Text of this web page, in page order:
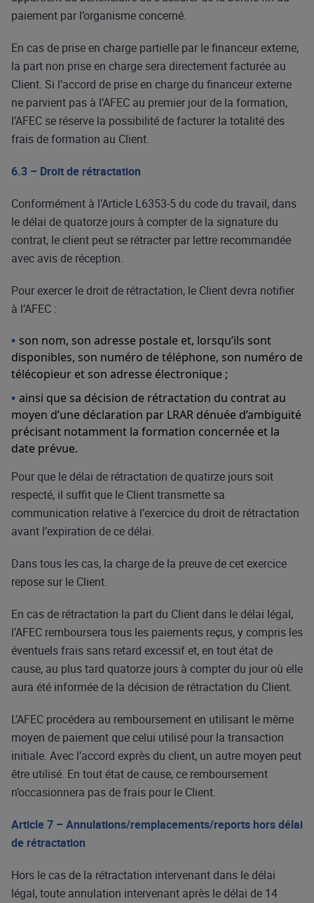
paiement par l’organisme concerné.
En cas de prise en charge partielle par le financeur externe,
la part non prise en charge sera directement facturée au
Client. Si l’accord de prise en charge du financeur externe
ne parvient pas à l’AFEC au premier jour de la formation,
l’AFEC se réserve la possibilité de facturer la totalité des
frais de formation au Client.
6.3 – Droit de rétractation
Conformément à l’Article L6353-5 du code du travail, dans
le délai de quatorze jours à compter de la signature du
contrat, le client peut se rétracter par lettre recommandée
avec avis de réception.
Pour exercer le droit de rétractation, le Client devra notifier
à l’AFEC :
son nom, son adresse postale et, lorsqu’ils sont
disponibles, son numéro de téléphone, son numéro de
télécopieur et son adresse électronique ;
ainsi que sa décision de rétractation du contrat au
moyen d’une déclaration par LRAR dénuée d’ambiguïté
précisant notamment la formation concernée et la
date prévue.
Pour que le délai de rétractation de quatirze jours soit
respecté, il suffit que le Client transmette sa
communication relative à l’exercice du droit de rétractation
avant l’expiration de ce délai.
Dans tous les cas, la charge de la preuve de cet exercice
repose sur le Client.
En cas de rétractation la part du Client dans le délai légal,
l’AFEC remboursera tous les paiements reçus, y compris les
éventuels frais sans retard excessif et, en tout état de
cause, au plus tard quatorze jours à compter du jour où elle
aura été informée de la décision de rétractation du Client.
L’AFEC procédera au remboursement en utilisant le même
moyen de paiement que celui utilisé pour la transaction
initiale. Avec l’accord exprès du client, un autre moyen peut
être utilisé. En tout état de cause, ce remboursement
n’occasionnera pas de frais pour le Client.
Article 7 – Annulations/remplacements/reports hors délai
de rétractation
Hors le cas de la rétractation intervenant dans le délai
légal, toute annulation intervenant après le délai de 14